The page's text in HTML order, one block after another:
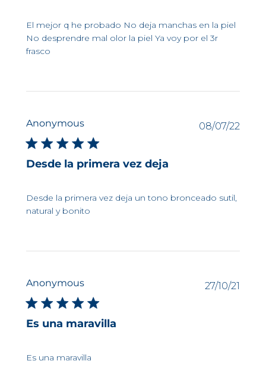
El mejor q he probado No deja manchas en la piel
No desprendre mal olor la piel Ya voy por el 3r
frasco
Anonymous
Desde la primera vez deja
Desde la primera vez deja un tono bronceado sutil,
natural y bonito
08/07/22
Anonymous
Es una maravilla
Es una maravilla
27/10/21